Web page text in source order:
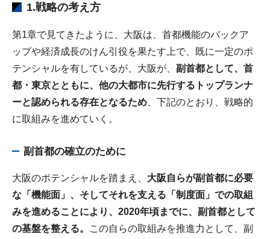
1.戦略の考え方
第1章で見てきたように、大阪は、首都機能のバックア
ップや経済成長のけん引役を果たす上で、既に一定のポ
テンシャルを有しているが、大阪が、 副首都として、首
都・東京とともに、他の大都市に先行するトップランナ
ーと認められる存在となるため 、下記のとおり、戦略的
に取組みを進めていく。
副首都の確立のために
大阪のポテンシャルを踏まえ、 大阪自らが副首都に必要
な「機能面」、そしてそれを支える「制度面」での取組
みを進めることにより、2020年頃までに、副首都として
の基盤を整える。
この自らの取組みを推進力として、副